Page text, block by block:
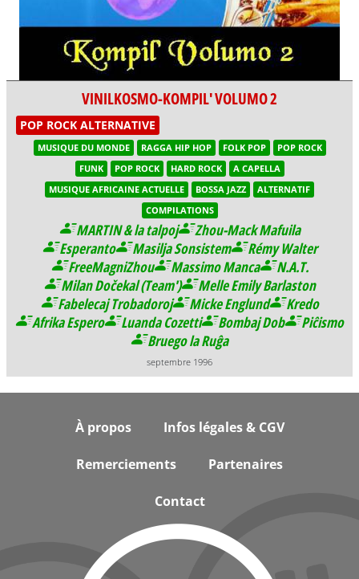
VINILKOSMO-KOMPIL' VOLUMO 2
POP ROCK ALTERNATIVE
MUSIQUE DU MONDE RAGGA HIP HOP FOLK POP
POP ROCK
FUNK
POP ROCK HARD ROCK
A CAPELLA
MUSIQUE AFRICAINE ACTUELLE
BOSSA JAZZ
ALTERNATIF
COMPILATIONS
MARTIN & la talpoj
Zhou-Mack Mafuila
Esperanto
Masilja Sonsistem
Rémy Walter
FreeMagniZhou
Massimo Manca
N.A.T.
Milan Dočekal (Team')
Melle Emily Barlaston
Fabelecaj Trobadoroj
Micke Englund
Kredo
Afrika Espero
Luanda Cozetti Bombaj Dob
Piĉismo
Bruego la Ruĝa
septembre 1996
À propos Infos légales & CGV
Remerciements Partenaires
Contact